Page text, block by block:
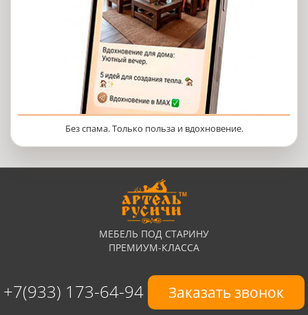
Без спама. Только польза и вдохновение.
МЕБЕЛЬ ПОД СТАРИНУ
ПРЕМИУМ-КЛАССА
+7(933) 173-64-94 Заказать звонок